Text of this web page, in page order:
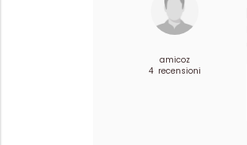
amicoz
4 recensioni